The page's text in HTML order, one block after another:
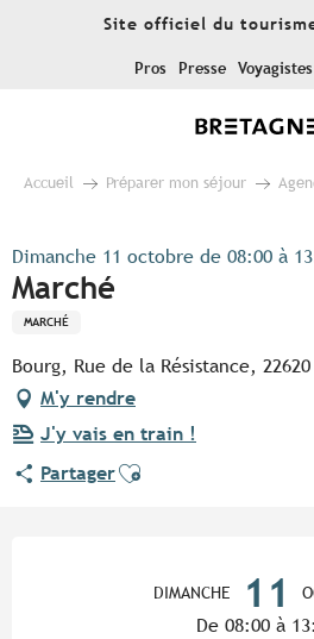
Site officiel du
Pros Presse Voyagistes
Accueil Préparer mon séjour
Dimanche 11 octobre de 08:00 à
Marché
MARCHÉ
Bourg, Rue de la Résistance,
M'y rendre
J'y vais en train !
PartagerAjouter aux favoris
DIMANCHE 11
De 08:00 à